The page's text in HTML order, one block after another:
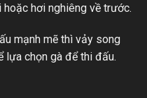
hơi nghiêng về trước.
mạnh mẽ thì vảy song
lựa chọn gà để thi đấu.